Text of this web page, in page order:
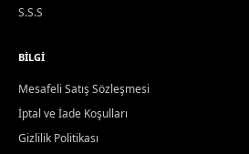
S.S.S
BILGI
Mesafeli Satış Sözleşmesi
İptal ve İade Koşulları
Gizlilik Politikası